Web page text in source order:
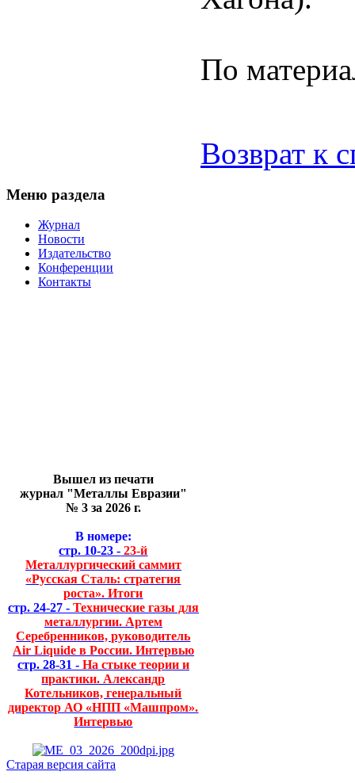
По
Возврат к
Меню раздела
Журнал
Новости
Издательство
Конференции
Контакты
Вышел из печати
журнал "Металлы Евразии"
№ 3 за 2026 г.
В номере:
стр. 10-23 - 23-й
Металлургический саммит
«Русская Сталь: стратегия
роста». Итоги
стр. 24-27 - Технические газы для
металлургии. Артем
Серебренников, руководитель
Air Liquide в России. Интервью
стр. 28-31 - На стыке теории и
практики. Александр
Котельников, генеральный
директор АО «НПП «Машпром».
Интервью
Старая версия сайта